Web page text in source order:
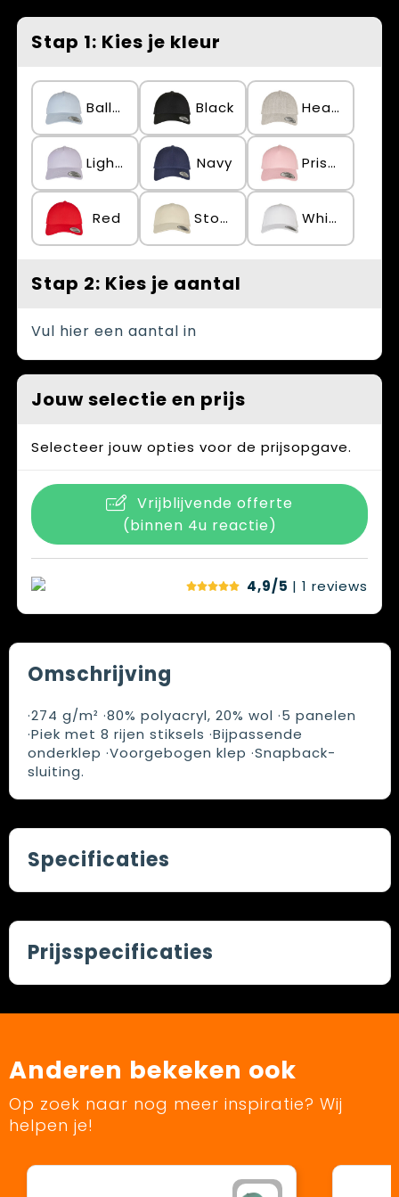
Themapakketten
Veiligheid, Auto en Fiets
Waterflesjes
Bedrijfskleding
Stap 1: Kies je kleur
Ballad Blue Black Heather Grey
Light Purple Navy Prism Pink
Red Stone White
Stap 2: Kies je aantal
Vul hier een aantal in
Jouw selectie en prijs
Selecteer jouw opties voor de prijsopgave.
Vrijblijvende offerte
(binnen 4u reactie)
4,9/5 | 1 reviews
Omschrijving
·274 g/m² ·80% polyacryl, 20% wol ·5 panelen
·Piek met 8 rijen stiksels ·Bijpassende
onderklep ·Voorgebogen klep ·Snapback-
sluiting.
Specificaties
Prijsspecificaties
Anderen bekeken ook
Op zoek naar nog meer inspiratie? Wij
helpen je!